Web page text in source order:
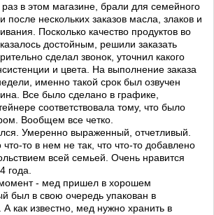
в этом магазине, брали для семейного
после нескольких заказов масла, злаков и
Посколько качество продуктов во
достойным, решили заказать
сделал звонок, уточнил какого
и цвета. На выполнение заказа
именно такой срок был озвучен
Все было сделано в графике,
соответствовала тому, что было
Вообщем все четко.
Умеренно выраженный, отчетливый.
то в нем не так, что что-то добавлено
всей семьей. Очень нравится
года.
- мед пришел в хорошем
был в свою очередь упакован в
А как известно, мед нужно хранить в